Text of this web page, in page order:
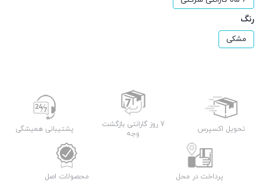
رنگ
مشکی
تحویل اکسپرس
7 روز گارانتی بازگشت
وجه
پشتیبانی همیشگی
پرداخت در محل محصولات اصل